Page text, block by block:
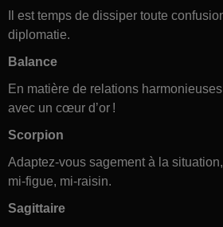
Il est temps de dissiper toute
diplomatie.
Balance
En matière de relations
avec un cœur d’or !
Scorpion
Adaptez-vous sagement à la
mi-figue, mi-raisin.
Sagittaire